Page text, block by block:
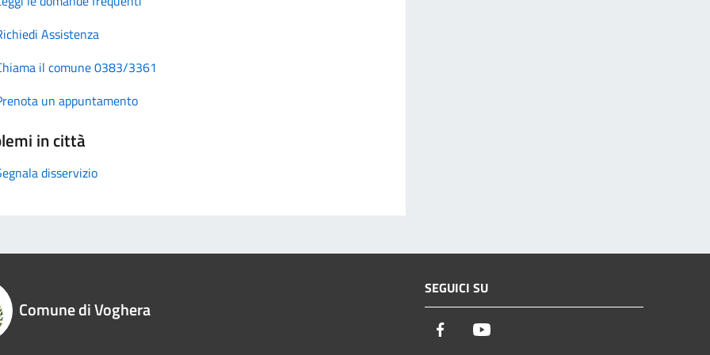
Assistenza
il comune 0383/3361
un appuntamento
in città
disservizio
Comune di Voghera
SEGUICI SU
Facebook